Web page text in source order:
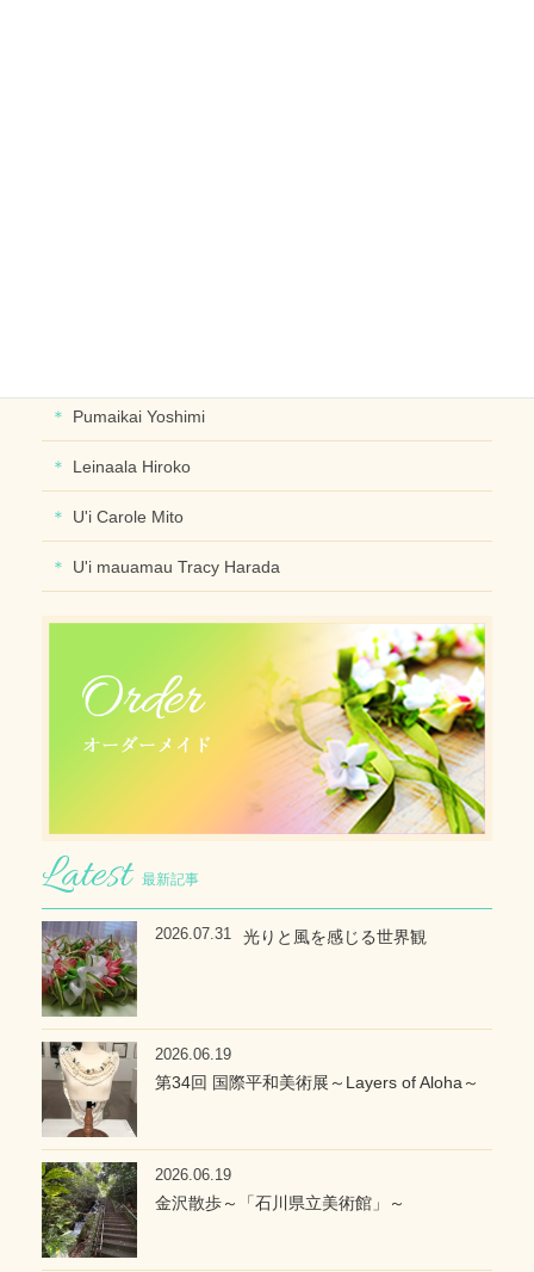
Pumaikai Yoshimi
Leinaala Hiroko
U'i Carole Mito
U'i mauamau Tracy Harada
最新記事
光りと風を感じる世界観
2026.07.31
第34回 国際平和美術展～Layers of Aloha～
2026.06.19
金沢散歩～「石川県立美術館」～
2026.06.19